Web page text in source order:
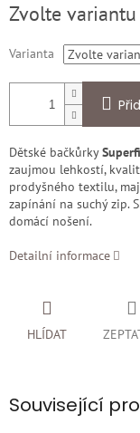
cena:
Zvolte variantu
Varianta
Dětské bačkůrky
zaujmou lehkostí,
prodyšného textilu,
zapínání na suchý zip.
domácí nošení.
Detailní informace
HLÍDAT
Související